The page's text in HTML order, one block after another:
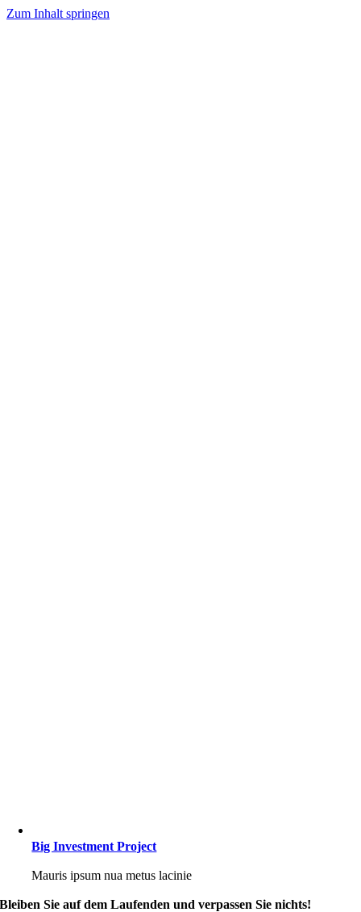
Zum Inhalt springen
Big Investment Project
Mauris ipsum nua metus lacinie
Bleiben Sie auf dem Laufenden und verpassen Sie nichts!